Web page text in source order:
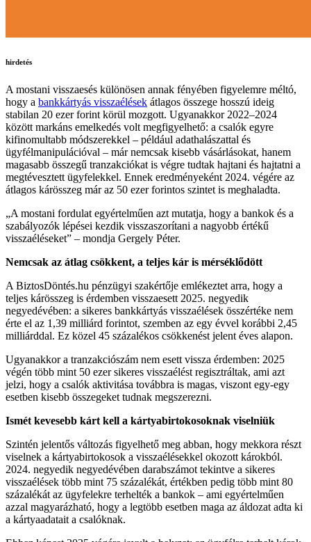
hirdetés
A mostani visszaesés különösen annak fényében figyelemre méltó,
hogy a bankkártyás visszaélések átlagos összege hosszú ideig
stabilan 20 ezer forint körül mozgott. Ugyanakkor 2022–2024
között markáns emelkedés volt megfigyelhető: a csalók egyre
kifinomultabb módszerekkel – például adathalászattal és
ügyfélmanipulációval – már nemcsak kisebb vásárlásokat, hanem
magasabb összegű tranzakciókat is végre tudtak hajtani és hajtatni a
megtévesztett ügyfelekkel. Ennek eredményeként 2024. végére az
átlagos kárösszeg már az 50 ezer forintos szintet is meghaladta.
„A mostani fordulat egyértelműen azt mutatja, hogy a bankok és a
szabályozók lépései kezdik visszaszorítani a nagyobb értékű
visszaéléseket” – mondja Gergely Péter.
Nemcsak az átlag csökkent, a teljes kár is mérséklődött
A BiztosDöntés.hu pénzügyi szakértője emlékeztet arra, hogy a
teljes kárösszeg is érdemben visszaesett 2025. negyedik
negyedévében: a sikeres bankkártyás visszaélések összértéke nem
érte el az 1,39 milliárd forintot, szemben az egy évvel korábbi 2,45
milliárddal. Ez közel 45 százalékos csökkenést jelent éves alapon.
Ugyanakkor a tranzakciószám nem esett vissza érdemben: 2025
végén több mint 50 ezer sikeres visszaélést regisztráltak, ami azt
jelzi, hogy a csalók aktivitása továbbra is magas, viszont egy-egy
esetben kisebb összegeket tudnak megszerezni.
Ismét kevesebb kárt kell a kártyabirtokosoknak viselniük
Szintén jelentős változás figyelhető meg abban, hogy mekkora részt
viselnek a kártyabirtokosok a visszaélésekkel okozott károkból.
2024. negyedik negyedévében darabszámot tekintve a sikeres
visszaélések több mint 75 százalékát, értékben pedig több mint 80
százalékát az ügyfelekre terhelték a bankok – ami egyértelműen
azzal magyarázható, hogy a legtöbb esetben maga az áldozat adta ki
a kártyaadatait a csalóknak.